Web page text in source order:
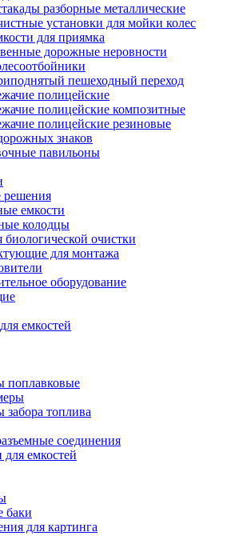
разборные металлические
установки для мойки колес
для приямка
дорожные неровности
пешеходный переход
полицейские
полицейские композитные
полицейские резиновые
знаков
павильоны
решения
емкости
колодцы
биологической очистки
для монтажа
оборудование
емкостей
поплавковые
забора топлива
соединения
емкостей
баки
для картинга